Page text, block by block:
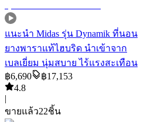
แนะนำ Midas รุ่น Dynamik ที่นอน
ยางพาราแท้ไฮบริด นำเข้าจาก
เบลเยี่ยม นุ่มสบาย ไร้แรงสะเทือน
฿6,690 ฿17,153
4.8
|
ขายแล้ว22ชิ้น